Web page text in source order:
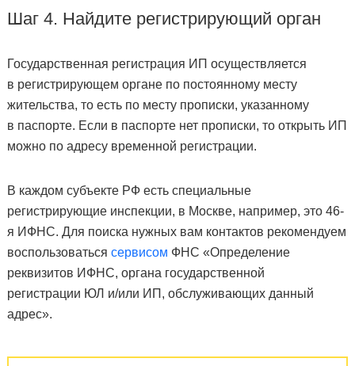
Шаг 4. Найдите регистрирующий орган
Государственная регистрация ИП осуществляется
в регистрирующем органе по постоянному месту
жительства, то есть по месту прописки, указанному
в паспорте. Если в паспорте нет прописки, то открыть ИП
можно по адресу временной регистрации.
В каждом субъекте РФ есть специальные
регистрирующие инспекции, в Москве, например, это 46-
я ИФНС. Для поиска нужных вам контактов рекомендуем
воспользоваться сервисом ФНС «Определение
реквизитов ИФНС, органа государственной
регистрации ЮЛ и/или ИП, обслуживающих данный
адрес».